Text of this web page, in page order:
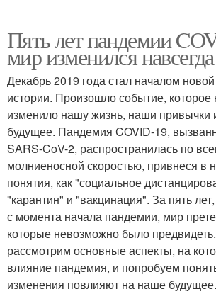
Пять лет пандемии
мир изменился навсегда
Декабрь 2019 года стал началом
истории. Произошло событие, которое
изменило нашу жизнь, наши привычки
будущее. Пандемия COVID-19,
SARS-CoV-2, распространилась по
молниеносной скоростью, привнеся в
понятия, как "социальное
"карантин" и "вакцинация". За пять
с момента начала пандемии, мир
которые невозможно было
рассмотрим основные аспекты, на
влияние пандемия, и попробуем
изменения повлияют на наше будущее.